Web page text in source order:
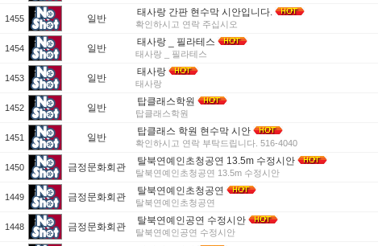
1455 일반
태사랑 간판 현수막 시안입니다.
확인하시고 연락 주십시오
1454 일반
태사랑 _ 필라테스
태사랑 _ 필라테스
1453 일반
태사랑
태사랑
1452 일반
탑클래스학원
탑클래스학원
1451 일반
탑클래스 학원 현수막 시안
확인하시고 연락 부탁드립니다. 516-4040
1450 금정문화회관
탈북연예인초청공연 13.5m 수정시안
탈북연예인초청공연 13.5m 수정시안
1449 금정문화회관
탈북연예인초청공연
탈북연예인초청공연
1448 금정문화회관
탈북연예인공연 수정시안
탈북연예인공연 수정시안